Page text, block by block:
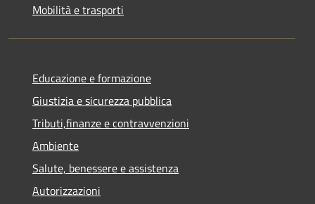
Mobilità e trasporti
Educazione e formazione
Giustizia e sicurezza pubblica
Tributi,finanze e contravvenzioni
Ambiente
Salute, benessere e assistenza
Autorizzazioni